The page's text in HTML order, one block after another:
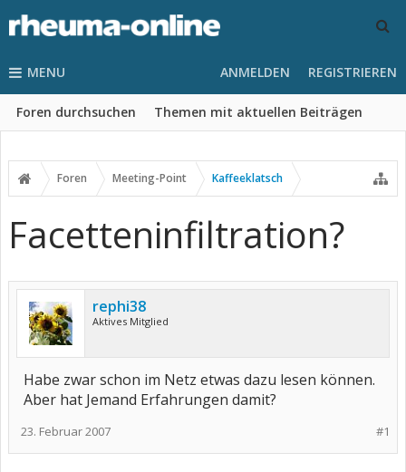
MENU
Foren durchsuchen Themen mit aktuellen Beiträgen
ANMELDEN REGISTRIEREN
Foren Meeting-Point Kaffeeklatsch
Facetteninfiltration?
rephi38
Aktives Mitglied
Habe zwar schon im Netz etwas dazu lesen können.
Aber hat Jemand Erfahrungen damit?
#1
23. Februar 2007